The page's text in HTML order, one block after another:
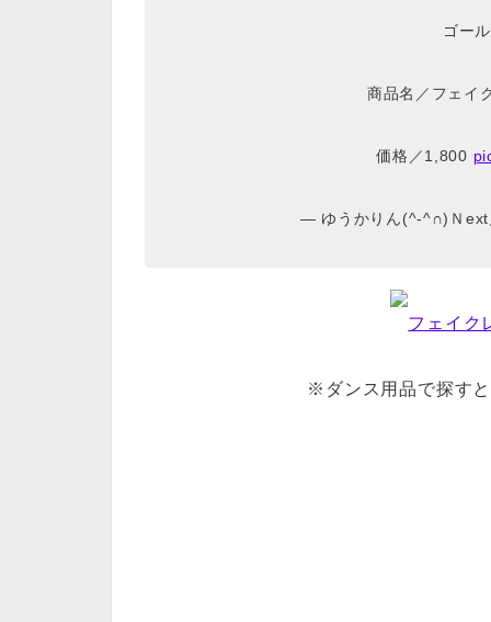
ゴー
商品名／フェイ
価格／1,800
— ゆうかりん(^-^∩)Ｎ
フェイ
※ダンス用品で探す